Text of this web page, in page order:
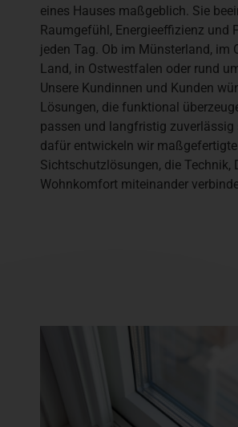
eines Hauses maßgeblich. Sie
Raumgefühl, Energieeffizienz und
jeden Tag. Ob im Münsterland, im
Land, in Ostwestfalen oder rund
Unsere Kundinnen und Kunden
Lösungen, die funktional
passen und langfristig zuverlässig
dafür entwickeln wir maßgefertigte
Sichtschutzlösungen, die Technik,
Wohnkomfort miteinander